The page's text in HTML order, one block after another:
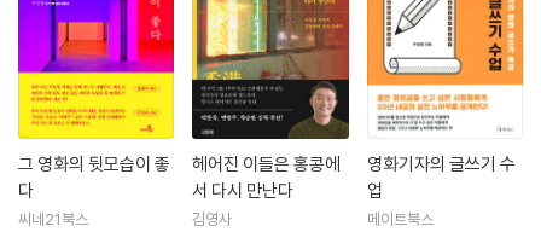
그 영화의 뒷모습이 좋
다
씨네21북스
헤어진 이들은 홍콩에
서 다시 만난다
김영사
영화기자의 글쓰기 수
업
메이트북스